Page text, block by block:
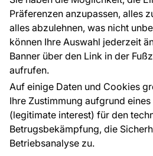
Präferenzen anzupassen, alles
alles abzulehnen, was nicht
können Ihre Auswahl jederzeit
Banner über den Link in der
aufrufen.
Auf einige Daten und Cookies
Ihre Zustimmung aufgrund
(legitimate interest) für den
Betrugsbekämpfung, die
Betriebsanalyse zu.
+49 781 95633072
Zahlungsarten:
Die Zahlungen werden geleistet von:
Schutz personenbezogener Daten